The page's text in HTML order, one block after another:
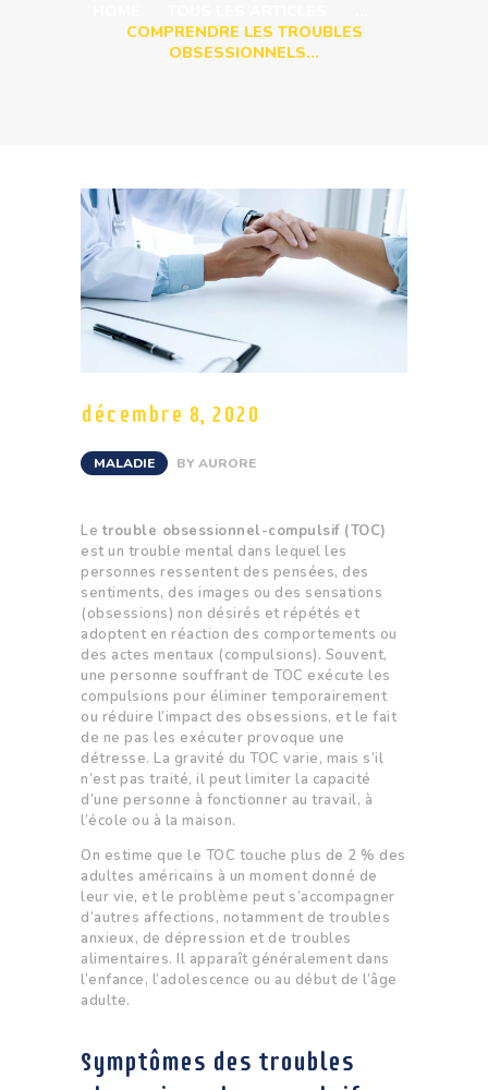
COMPRENDRE LES TROUBLES
OBSESSIONNELS...
décembre 8, 2020
MALADIE BY AURORE
Le trouble obsessionnel-compulsif (TOC)
est un trouble mental dans lequel les
personnes ressentent des pensées, des
sentiments, des images ou des sensations
(obsessions) non désirés et répétés et
adoptent en réaction des comportements ou
des actes mentaux (compulsions). Souvent,
une personne souffrant de TOC exécute les
compulsions pour éliminer temporairement
ou réduire l’impact des obsessions, et le fait
de ne pas les exécuter provoque une
détresse. La gravité du TOC varie, mais s’il
n’est pas traité, il peut limiter la capacité
d’une personne à fonctionner au travail, à
l’école ou à la maison.
On estime que le TOC touche plus de 2 % des
adultes américains à un moment donné de
leur vie, et le problème peut s’accompagner
d’autres affections, notamment de troubles
anxieux, de dépression et de troubles
alimentaires. Il apparaît généralement dans
l’enfance, l’adolescence ou au début de l’âge
adulte.
Symptômes des troubles